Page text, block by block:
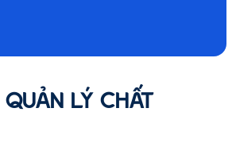
LÝ CHẤT